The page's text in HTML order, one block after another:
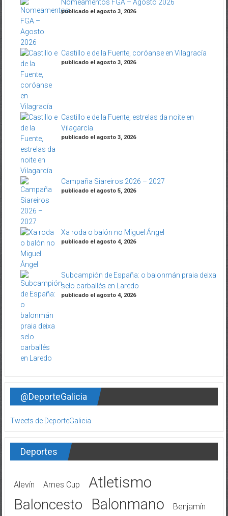
Nomeamentos FGA – Agosto 2026
publicado el agosto 3, 2026
Castillo e de la Fuente, coróanse en Vilagracía
publicado el agosto 3, 2026
Castillo e de la Fuente, estrelas da noite en
Vilagarcía
publicado el agosto 3, 2026
Campaña Siareiros 2026 – 2027
publicado el agosto 5, 2026
Xa roda o balón no Miguel Ángel
publicado el agosto 4, 2026
Subcampión de España: o balonmán praia deixa
selo carballés en Laredo
publicado el agosto 4, 2026
@DeporteGalicia
Tweets de DeporteGalicia
Deportes
Alevín Ames Cup Atletismo
Baloncesto Balonmano
Benjamín